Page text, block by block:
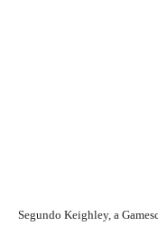
Segundo Keighley, a